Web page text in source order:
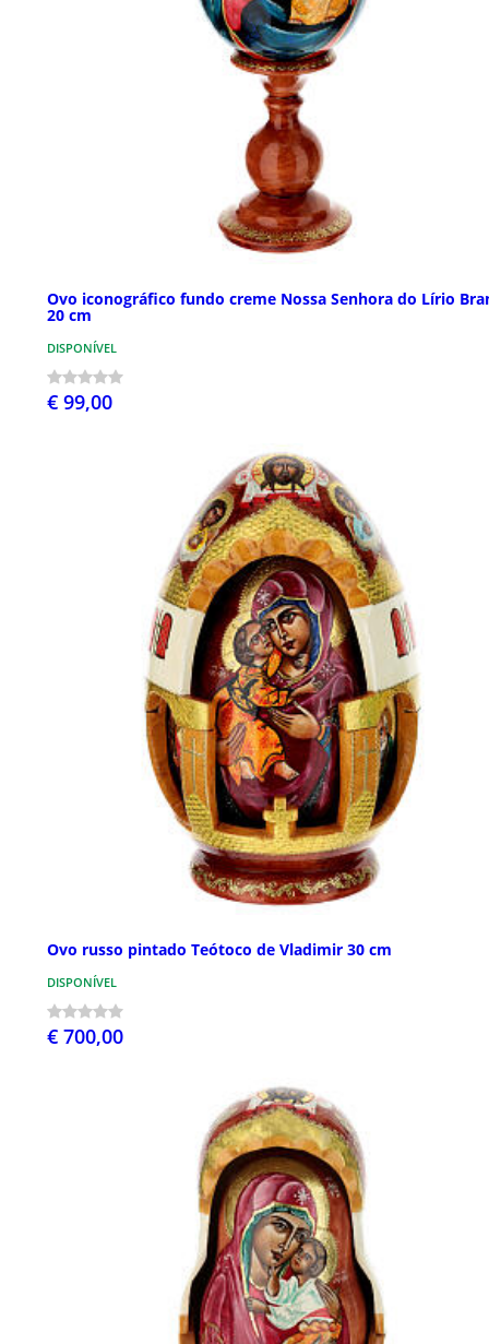
Ovo iconográfico fundo creme Nossa Senhora do Lírio
20 cm
DISPONÍVEL
€ 99,00
Ovo russo pintado Teótoco de Vladimir 30 cm
DISPONÍVEL
€ 700,00